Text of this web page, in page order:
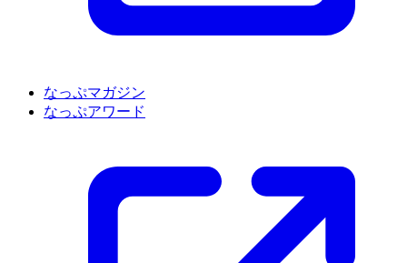
なっぷマガジン
なっぷアワード